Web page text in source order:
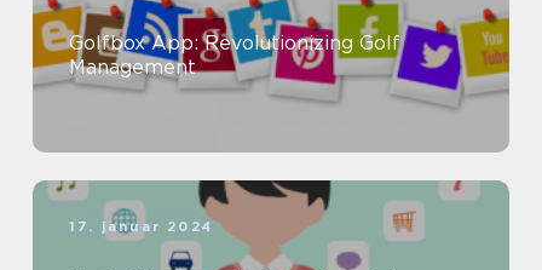
Golfbox App: Revolutionizing Golf
Management
17. januar 2024